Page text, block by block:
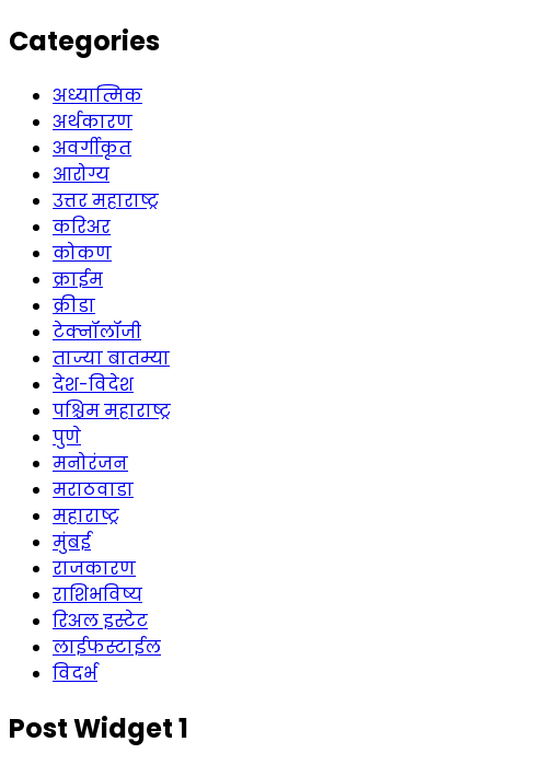
Categories
अध्यात्मिक
अर्थकारण
अवर्गीकृत
आरोग्य
उत्तर महाराष्ट्र
करिअर
कोकण
क्राईम
क्रीडा
टेक्नॉलॉजी
ताज्या बातम्या
देश-विदेश
पश्चिम महाराष्ट्र
पुणे
मनोरंजन
मराठवाडा
महाराष्ट्र
मुंबई
राजकारण
राशिभविष्य
रिअल इस्टेट
लाईफस्टाईल
विदर्भ
Post Widget 1